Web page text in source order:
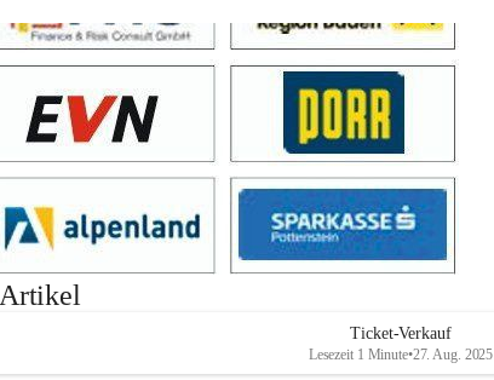
Artikel
Ticket-Verkauf
Lesezeit 1 Minute•27. Aug. 2025